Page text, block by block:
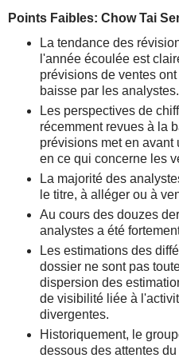
Points Faibles: Chow Tai
La tendance des
l'année écoulée est
prévisions de ventes
baisse par les analystes.
Les perspectives de
récemment revues à la
prévisions met en
en ce qui concerne les
La majorité des
le titre, à alléger ou à
Au cours des douzes
analystes a été
Les estimations des
dossier ne sont pas
dispersion des
de visibilité liée à
divergentes.
Historiquement, le
dessous des attentes